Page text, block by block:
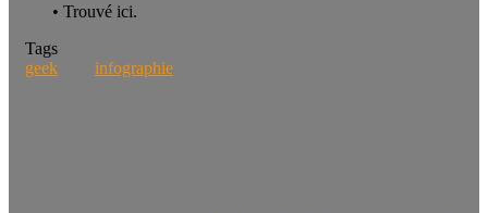
• Trouvé ici.
Tags
geek
infographie